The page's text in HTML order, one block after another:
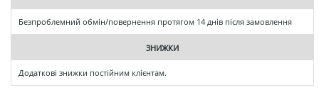
Безпроблемний обмін/повернення протягом 14 днів після замовлення
ЗНИЖКИ
Додаткові знижки постійним клієнтам.